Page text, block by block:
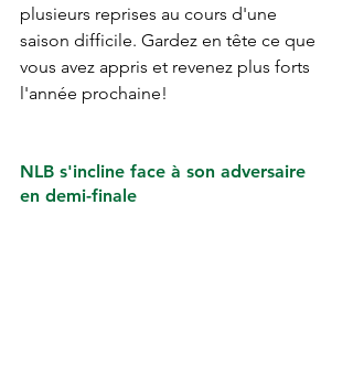
plusieurs reprises au cours d'une
saison difficile. Gardez en tête ce que
vous avez appris et revenez plus forts
l'année prochaine!
NLB s'incline face à son adversaire
en demi-finale